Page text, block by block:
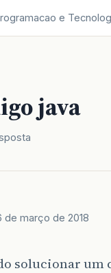
e
java
de março de 2018
solucionar um